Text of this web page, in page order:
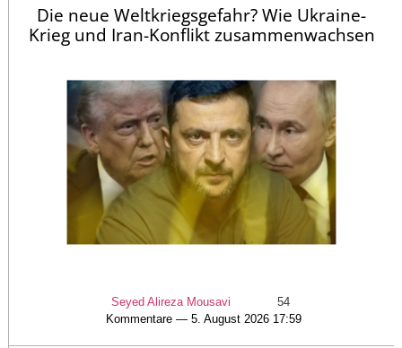
Die neue Weltkriegsgefahr? Wie Ukraine-
Krieg und Iran-Konflikt zusammenwachsen
Seyed Alireza Mousavi
54
Kommentare — 5. August 2026 17:59